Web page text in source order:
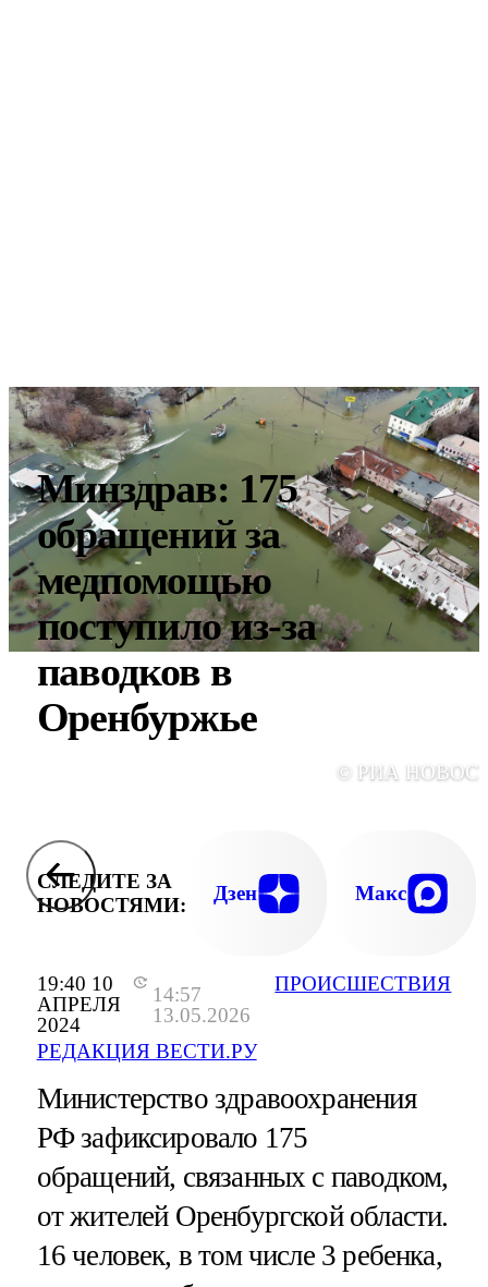
19:40 10
АПРЕЛЯ
2024
14:57
13.05.2026
РЕДАКЦИЯ ВЕСТИ.РУ
ПРОИСШЕСТВИЯ
Минздрав: 175
обращений за
медпомощью
поступило из-за
паводков в
Оренбуржье
© РИА
СЛЕДИТЕ ЗА
НОВОСТЯМИ:
Дзен Макс
Министерство здравоохранения
РФ зафиксировало 175
обращений, связанных с паводком,
от жителей Оренбургской области.
16 человек, в том числе 3 ребенка,